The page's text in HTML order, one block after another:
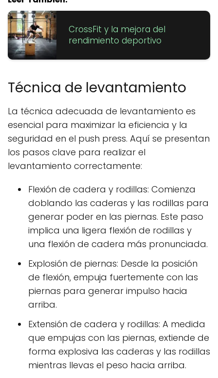
CrossFit y la mejora del
rendimiento deportivo
Técnica de levantamiento
La técnica adecuada de levantamiento es
esencial para maximizar la eficiencia y la
seguridad en el push press. Aquí se presentan
los pasos clave para realizar el
levantamiento correctamente:
Flexión de cadera y rodillas: Comienza
doblando las caderas y las rodillas para
generar poder en las piernas. Este paso
implica una ligera flexión de rodillas y
una flexión de cadera más pronunciada.
Explosión de piernas: Desde la posición
de flexión, empuja fuertemente con las
piernas para generar impulso hacia
arriba.
Extensión de cadera y rodillas: A medida
que empujas con las piernas, extiende de
forma explosiva las caderas y las rodillas
mientras llevas el peso hacia arriba.